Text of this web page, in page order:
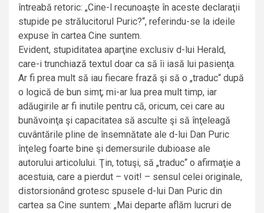
întreabă retoric: „Cine-l recunoaşte în aceste declaraţii
stupide pe strălucitorul Puric?“, referindu-se la ideile
expuse în cartea Cine suntem.
Evident, stupiditatea aparţine exclusiv d-lui Herald,
care-i trunchiază textul doar ca să îi iasă lui pasienţa.
Ar fi prea mult să iau fiecare frază şi să o „traduc“ după
o logică de bun simţ; mi-ar lua prea mult timp, iar
adăugirile ar fi inutile pentru că, oricum, cei care au
bunăvoinţa şi capacitatea să asculte şi să înţeleagă
cuvântările pline de însemnătate ale d-lui Dan Puric
înţeleg foarte bine şi demersurile dubioase ale
autorului articolului. Ţin, totuşi, să „traduc“ o afirmaţie a
acestuia, care a pierdut – voit! – sensul celei originale,
distorsionând grotesc spusele d-lui Dan Puric din
cartea sa Cine suntem: „Mai departe aflăm lucruri de